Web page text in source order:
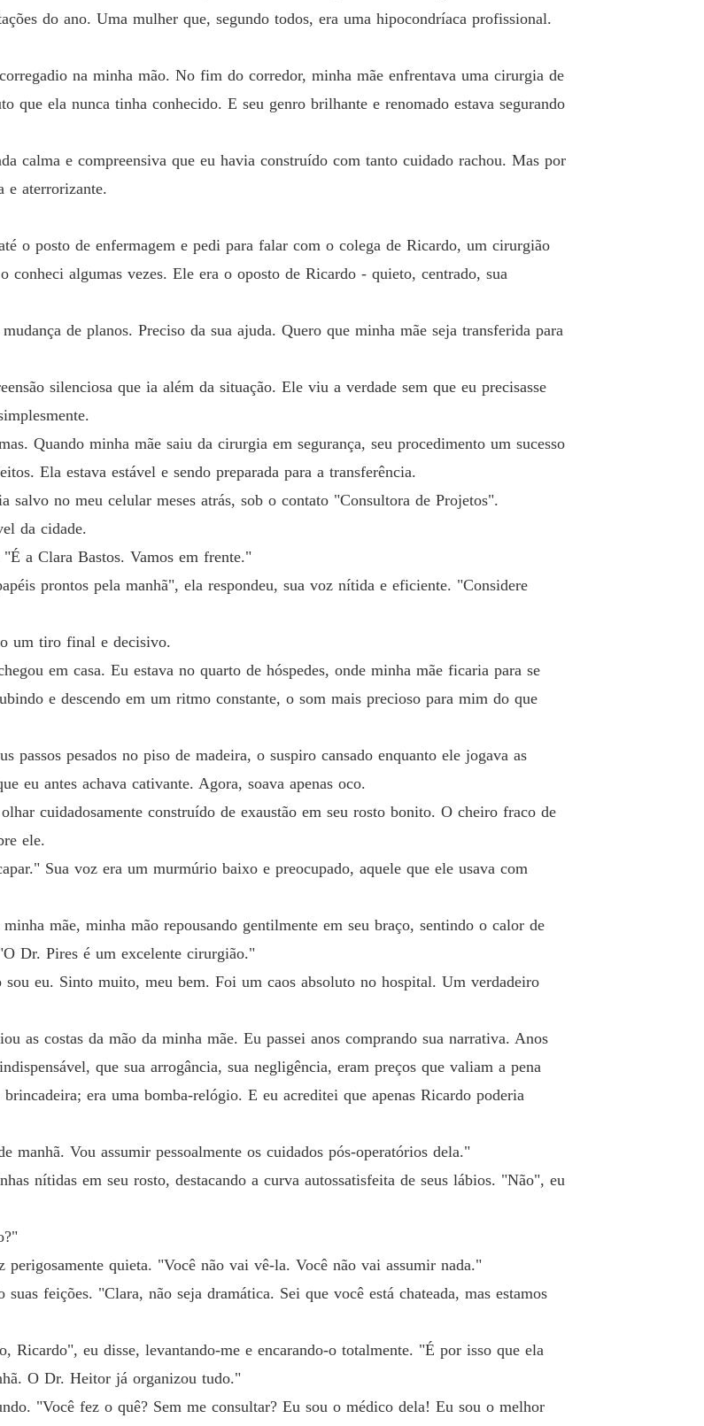
do ano. Uma mulher que, segundo todos, era uma hipocondríaca profissional.
na minha mão. No fim do corredor, minha mãe enfrentava uma cirurgia de
que ela nunca tinha conhecido. E seu genro brilhante e renomado estava segurando
calma e compreensiva que eu havia construído com tanto cuidado rachou. Mas por
e aterrorizante.
o posto de enfermagem e pedi para falar com o colega de Ricardo, um cirurgião
conheci algumas vezes. Ele era o oposto de Ricardo - quieto, centrado, sua
de planos. Preciso da sua ajuda. Quero que minha mãe seja transferida para
silenciosa que ia além da situação. Ele viu a verdade sem que eu precisasse
Quando minha mãe saiu da cirurgia em segurança, seu procedimento um sucesso
Ela estava estável e sendo preparada para a transferência.
salvo no meu celular meses atrás, sob o contato "Consultora de Projetos".
da cidade.
a Clara Bastos. Vamos em frente."
prontos pela manhã", ela respondeu, sua voz nítida e eficiente. "Considere
um tiro final e decisivo.
em casa. Eu estava no quarto de hóspedes, onde minha mãe ficaria para se
e descendo em um ritmo constante, o som mais precioso para mim do que
passos pesados no piso de madeira, o suspiro cansado enquanto ele jogava as
eu antes achava cativante. Agora, soava apenas oco.
cuidadosamente construído de exaustão em seu rosto bonito. O cheiro fraco de
ele.
Sua voz era um murmúrio baixo e preocupado, aquele que ele usava com
mãe, minha mão repousando gentilmente em seu braço, sentindo o calor de
Dr. Pires é um excelente cirurgião."
eu. Sinto muito, meu bem. Foi um caos absoluto no hospital. Um verdadeiro
as costas da mão da minha mãe. Eu passei anos comprando sua narrativa. Anos
que sua arrogância, sua negligência, eram preços que valiam a pena
era uma bomba-relógio. E eu acreditei que apenas Ricardo poderia
Vou assumir pessoalmente os cuidados pós-operatórios dela."
nítidas em seu rosto, destacando a curva autossatisfeita de seus lábios. "Não", eu
quieta. "Você não vai vê-la. Você não vai assumir nada."
feições. "Clara, não seja dramática. Sei que você está chateada, mas estamos
Ricardo", eu disse, levantando-me e encarando-o totalmente. "É por isso que ela
O Dr. Heitor já organizou tudo."
"Você fez o quê? Sem me consultar? Eu sou o médico dela! Eu sou o melhor